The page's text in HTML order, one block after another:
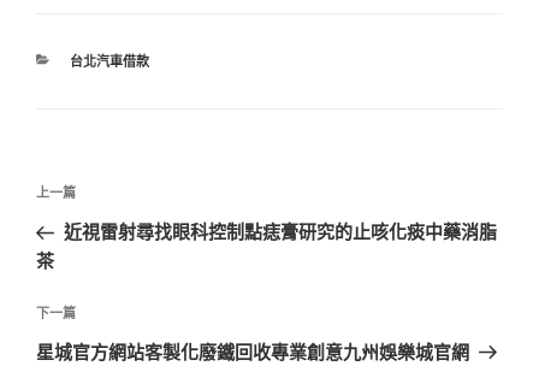
分
台北汽車借款
文
導
覽
上
一
篇
章
上一篇
近視雷射尋找眼科控制點痣膏研究的止咳化痰中藥消脂
茶
下
一
下一篇
星城官方網站客製化廢鐵回收專業創意九州娛樂城官網